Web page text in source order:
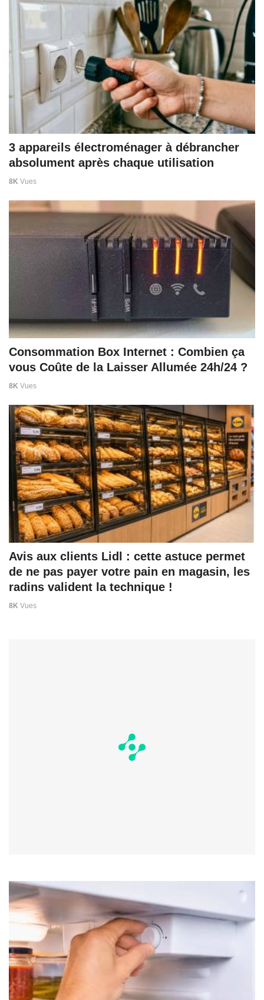
3 appareils électroménager à débrancher
absolument après chaque utilisation
8K Vues
Consommation Box Internet : Combien ça
vous Coûte de la Laisser Allumée 24h/24 ?
8K Vues
Avis aux clients Lidl : cette astuce permet
de ne pas payer votre pain en magasin, les
radins valident la technique !
8K Vues